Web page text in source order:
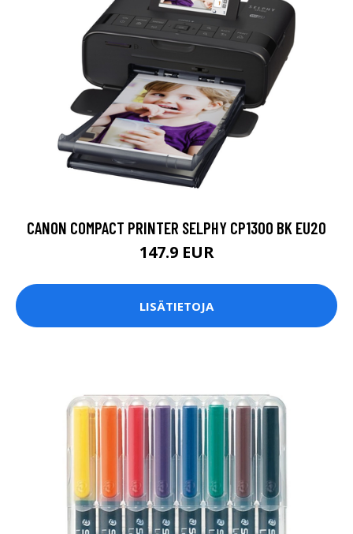
CANON COMPACT PRINTER SELPHY CP1300 BK EU20
147.9 EUR
LISÄTIETOJA